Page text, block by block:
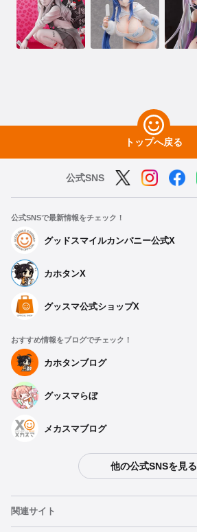
トップへ戻る
公式SNS
公式SNSで最新情報をチェック！
グッドスマイルカンパニー公式X
カホタンX
グッスマ公式ショップX
おすすめ情報をブログでチェック！
カホタンブログ
グッスマらぼ
メカスマブログ
他の公式SNSを見る
関連サイト